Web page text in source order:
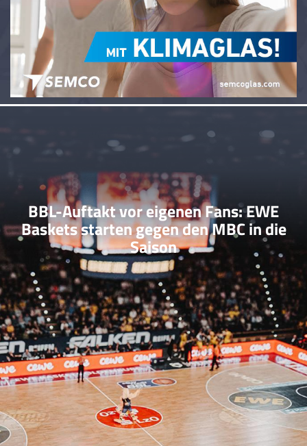
BBL-Auftakt vor eigenen Fans: EWE
Baskets starten gegen den MBC in die
Saison